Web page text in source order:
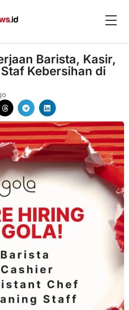
Barista, Kasir,
Kebersihan di